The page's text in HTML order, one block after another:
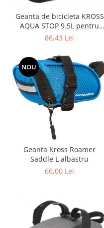
Saboti de frana
Schimbatoare viteze
Sei bicicleta
Geanta de bicicleta KROSS
AQUA STOP 9.5L pentru
ghidon
86,43 Lei
NOU
Geanta Kross Roamer
Saddle L albastru
66,00 Lei